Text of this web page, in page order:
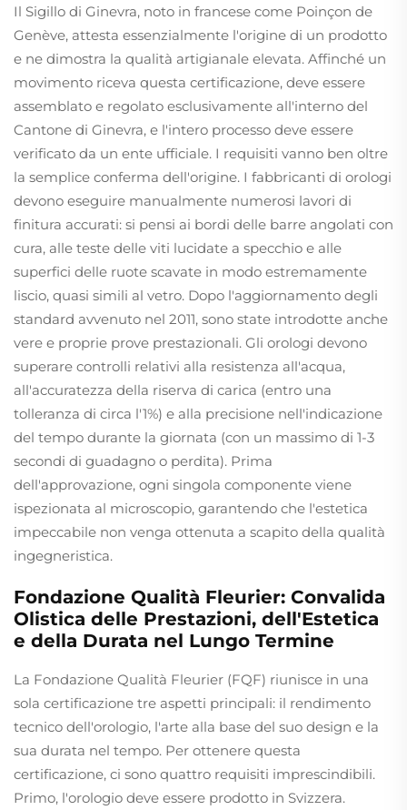
Il Sigillo di Ginevra, noto in francese come Poinçon de
Genève, attesta essenzialmente l'origine di un prodotto
e ne dimostra la qualità artigianale elevata. Affinché un
movimento riceva questa certificazione, deve essere
assemblato e regolato esclusivamente all'interno del
Cantone di Ginevra, e l'intero processo deve essere
verificato da un ente ufficiale. I requisiti vanno ben oltre
la semplice conferma dell'origine. I fabbricanti di orologi
devono eseguire manualmente numerosi lavori di
finitura accurati: si pensi ai bordi delle barre angolati con
cura, alle teste delle viti lucidate a specchio e alle
superfici delle ruote scavate in modo estremamente
liscio, quasi simili al vetro. Dopo l'aggiornamento degli
standard avvenuto nel 2011, sono state introdotte anche
vere e proprie prove prestazionali. Gli orologi devono
superare controlli relativi alla resistenza all'acqua,
all'accuratezza della riserva di carica (entro una
tolleranza di circa l'1%) e alla precisione nell'indicazione
del tempo durante la giornata (con un massimo di 1-3
secondi di guadagno o perdita). Prima
dell'approvazione, ogni singola componente viene
ispezionata al microscopio, garantendo che l'estetica
impeccabile non venga ottenuta a scapito della qualità
ingegneristica.
Fondazione Qualità Fleurier: Convalida
Olistica delle Prestazioni, dell'Estetica
e della Durata nel Lungo Termine
La Fondazione Qualità Fleurier (FQF) riunisce in una
sola certificazione tre aspetti principali: il rendimento
tecnico dell'orologio, l'arte alla base del suo design e la
sua durata nel tempo. Per ottenere questa
certificazione, ci sono quattro requisiti imprescindibili.
Primo, l'orologio deve essere prodotto in Svizzera.